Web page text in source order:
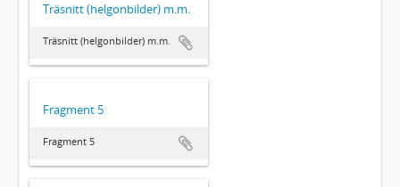
Träsnitt (helgonbilder) m.m.
Träsnitt (helgonbilder) m.m.
Fragment 5
Fragment 5